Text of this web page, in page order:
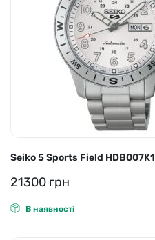
Seiko 5 Sports Field HDB007K1
21300 грн
В наявності